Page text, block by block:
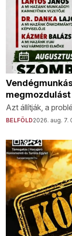
megmozdulást
Azt állítják, a
BELFÖLD2026. aug. 7.